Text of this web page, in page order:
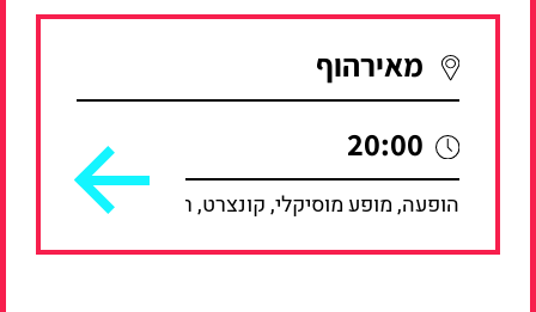
מאירהוף
20:00
הופעה, מופע מוסיקלי, קונצרט, רסיטל